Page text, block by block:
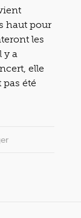
haut pour
les
y a
elle
été